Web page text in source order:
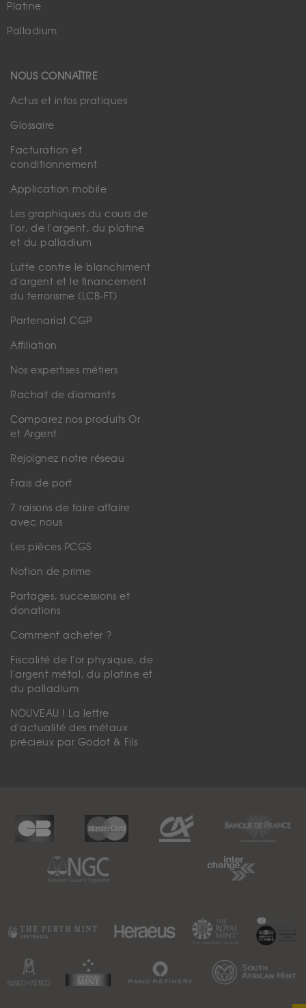
Platine
Palladium
NOUS CONNAÎTRE
Actus et infos pratiques
Glossaire
Facturation et
conditionnement
Application mobile
Les graphiques du cours de
l'or, de l'argent, du platine
et du palladium
Lutte contre le blanchiment
d'argent et le financement
du terrorisme (LCB-FT)
Partenariat CGP
Affiliation
Nos expertises métiers
Rachat de diamants
Comparez nos produits Or
et Argent
Rejoignez notre réseau
Frais de port
7 raisons de faire affaire
avec nous
Les pièces PCGS
Notion de prime
Partages, successions et
donations
Comment acheter ?
Fiscalité de l'or physique, de
l'argent métal, du platine et
du palladium
NOUVEAU ! La lettre
d'actualité des métaux
précieux par Godot & Fils